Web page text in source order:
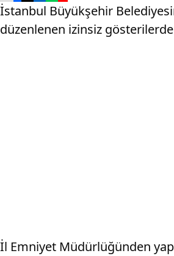
İstanbul Büyükşehir
düzenlenen izinsiz
İl Emniyet Müdürlüğünden